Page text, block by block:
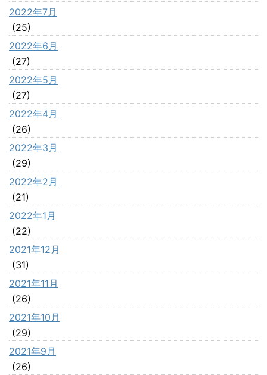
2022年7月
(25)
2022年6月
(27)
2022年5月
(27)
2022年4月
(26)
2022年3月
(29)
2022年2月
(21)
2022年1月
(22)
2021年12月
(31)
2021年11月
(26)
2021年10月
(29)
2021年9月
(26)